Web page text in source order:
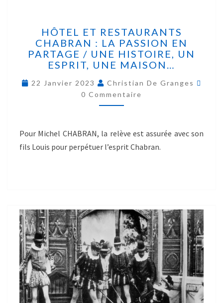
HÔTEL ET RESTAURANTS
CHABRAN : LA PASSION EN
PARTAGE / UNE HISTOIRE, UN
ESPRIT, UNE MAISON…
22 Janvier 2023
Christian De Granges
0 Commentaire
Pour Michel CHABRAN, la relève est assurée avec son
fils Louis pour perpétuer l’esprit Chabran.